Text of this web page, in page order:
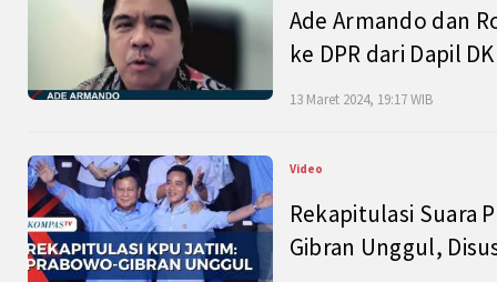
Ade Armando dan
ke DPR dari Dapil
13 Maret 2024, 19:17 WIB
Video
Rekapitulasi Suara
Gibran Unggul,